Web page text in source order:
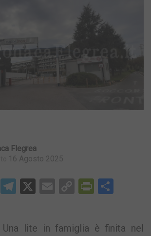
Flegrea
16 Agosto 2025
WhatsApp
Telegram
X EmailCopy
lite in famiglia è finita nel